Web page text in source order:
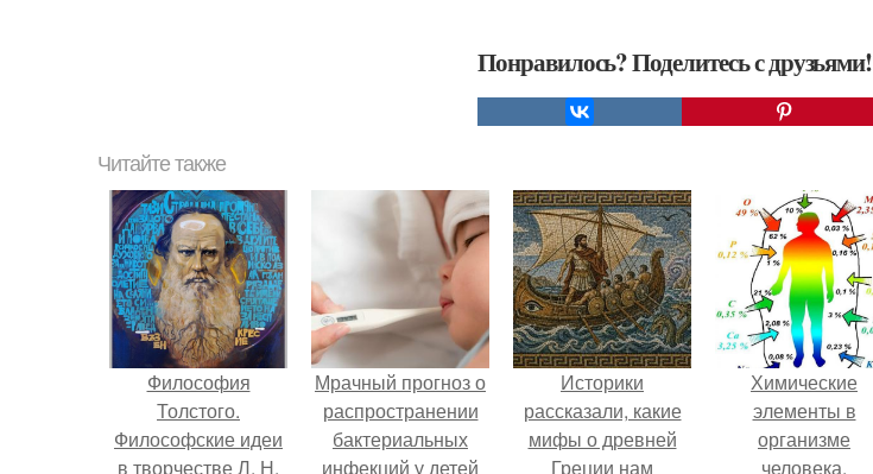
Понравилось? Поделитесь с друзьями!
Читайте также
Философия
Толстого.
Философские идеи
в творчестве Л. Н.
Мрачный прогноз о
распространении
бактериальных
инфекций у детей
Историки
рассказали, какие
мифы о древней
Греции нам
Химические
элементы в
организме
человека.